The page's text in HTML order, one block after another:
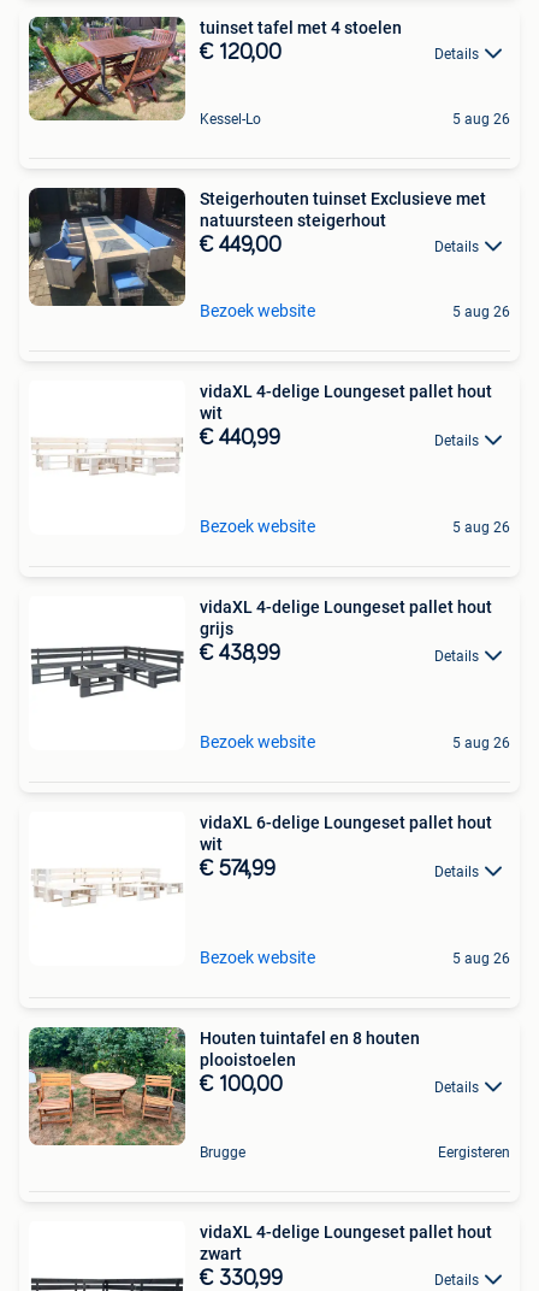
tuinset tafel met 4 stoelen
€ 120,00 Details
Kessel-Lo 5 aug 26
Steigerhouten tuinset Exclusieve met
natuursteen steigerhout
€ 449,00 Details
Bezoek website 5 aug 26
vidaXL 4-delige Loungeset pallet hout
wit
€ 440,99 Details
Bezoek website 5 aug 26
vidaXL 4-delige Loungeset pallet hout
grijs
€ 438,99 Details
Bezoek website 5 aug 26
vidaXL 6-delige Loungeset pallet hout
wit
€ 574,99 Details
Bezoek website 5 aug 26
Houten tuintafel en 8 houten
plooistoelen
€ 100,00 Details
Brugge Eergisteren
vidaXL 4-delige Loungeset pallet hout
zwart
€ 330,99 Details